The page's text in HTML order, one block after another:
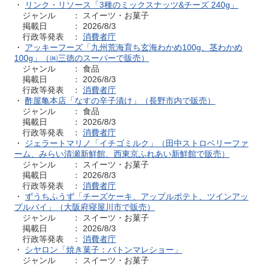
・
リンク・リソース「3種のミックスナッツ&チーズ 240g」
ジャンル ： スイーツ・お菓子
掲載日 ： 2026/8/3
行政等発表 ： 消費者庁
・ アッキーフーズ「九州荒海育ち玄海わかめ100g、茎わかめ
100g」（㈱三徳のスーパーで販売）
ジャンル ： 食品
掲載日 ： 2026/8/3
行政等発表 ： 消費者庁
・ 酢屋亀本店「なすの辛子漬け」（長野市内で販売）
ジャンル ： 食品
掲載日 ： 2026/8/3
行政等発表 ： 消費者庁
・ ジェラートマリノ「イチゴミルク」（田中ストロベリーファ
ーム、みらい清瀬新鮮館、西東京ふれあい新鮮館で販売）
ジャンル ： スイーツ・お菓子
掲載日 ： 2026/8/3
行政等発表 ： 消費者庁
・ ずうちふうず「チーズケーキ、アップルポテト、ツインアッ
プルパイ」（大阪府寝屋川市で販売）
ジャンル ： スイーツ・お菓子
掲載日 ： 2026/8/3
行政等発表 ： 消費者庁
・ シヤロン「焼き菓子：バトンマレショー」
ジャンル ： スイーツ・お菓子